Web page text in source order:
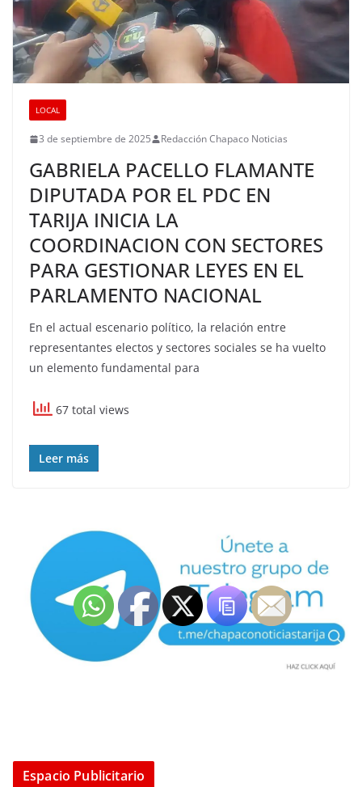
LOCAL
3 de septiembre de 2025 Redacción Chapaco Noticias
GABRIELA PACELLO FLAMANTE
DIPUTADA POR EL PDC EN
TARIJA INICIA LA
COORDINACION CON SECTORES
PARA GESTIONAR LEYES EN EL
PARLAMENTO NACIONAL
En el actual escenario político, la relación entre
representantes electos y sectores sociales se ha vuelto
un elemento fundamental para
67 total views
Leer más
Espacio Publicitario